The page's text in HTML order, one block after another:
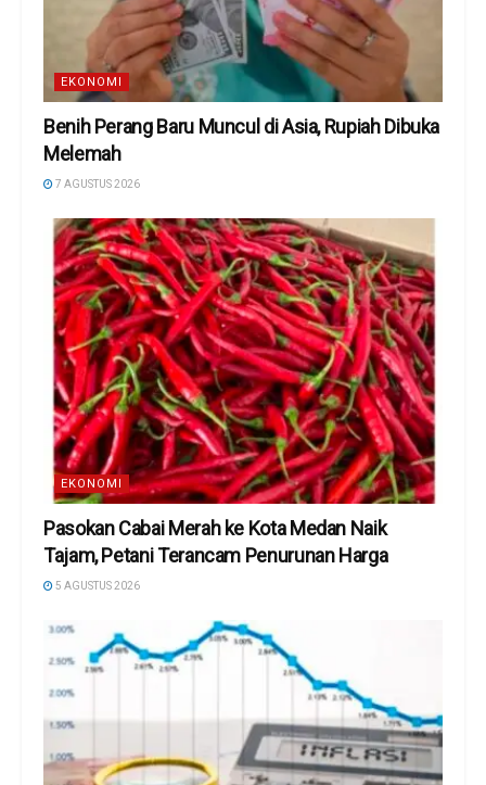
EKONOMI
Benih Perang Baru Muncul di Asia, Rupiah Dibuka
Melemah
7 AGUSTUS 2026
EKONOMI
Pasokan Cabai Merah ke Kota Medan Naik
Tajam, Petani Terancam Penurunan Harga
5 AGUSTUS 2026